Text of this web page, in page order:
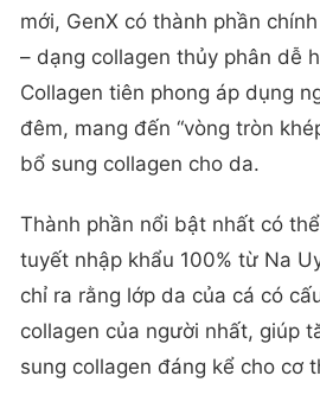
mới, GenX có thành phần
– dạng collagen thủy phân dễ
Collagen tiên phong áp dụng
đêm, mang đến “vòng tròn
bổ sung collagen cho da.
Thành phần nổi bật nhất có
tuyết nhập khẩu 100% từ Na
chỉ ra rằng lớp da của cá có
collagen của người nhất, giúp
sung collagen đáng kể cho cơ